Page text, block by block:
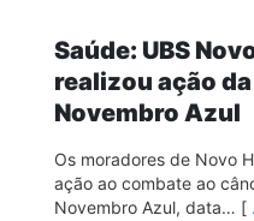
Saúde: UBS
realizou ação
Novembro Azul
Os moradores de Novo
ação ao combate ao
Novembro Azul, data… [